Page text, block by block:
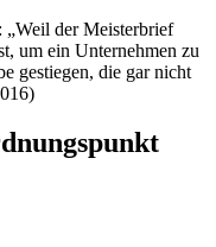
„Weil der Meisterbrief
um ein Unternehmen zu
gestiegen, die gar nicht